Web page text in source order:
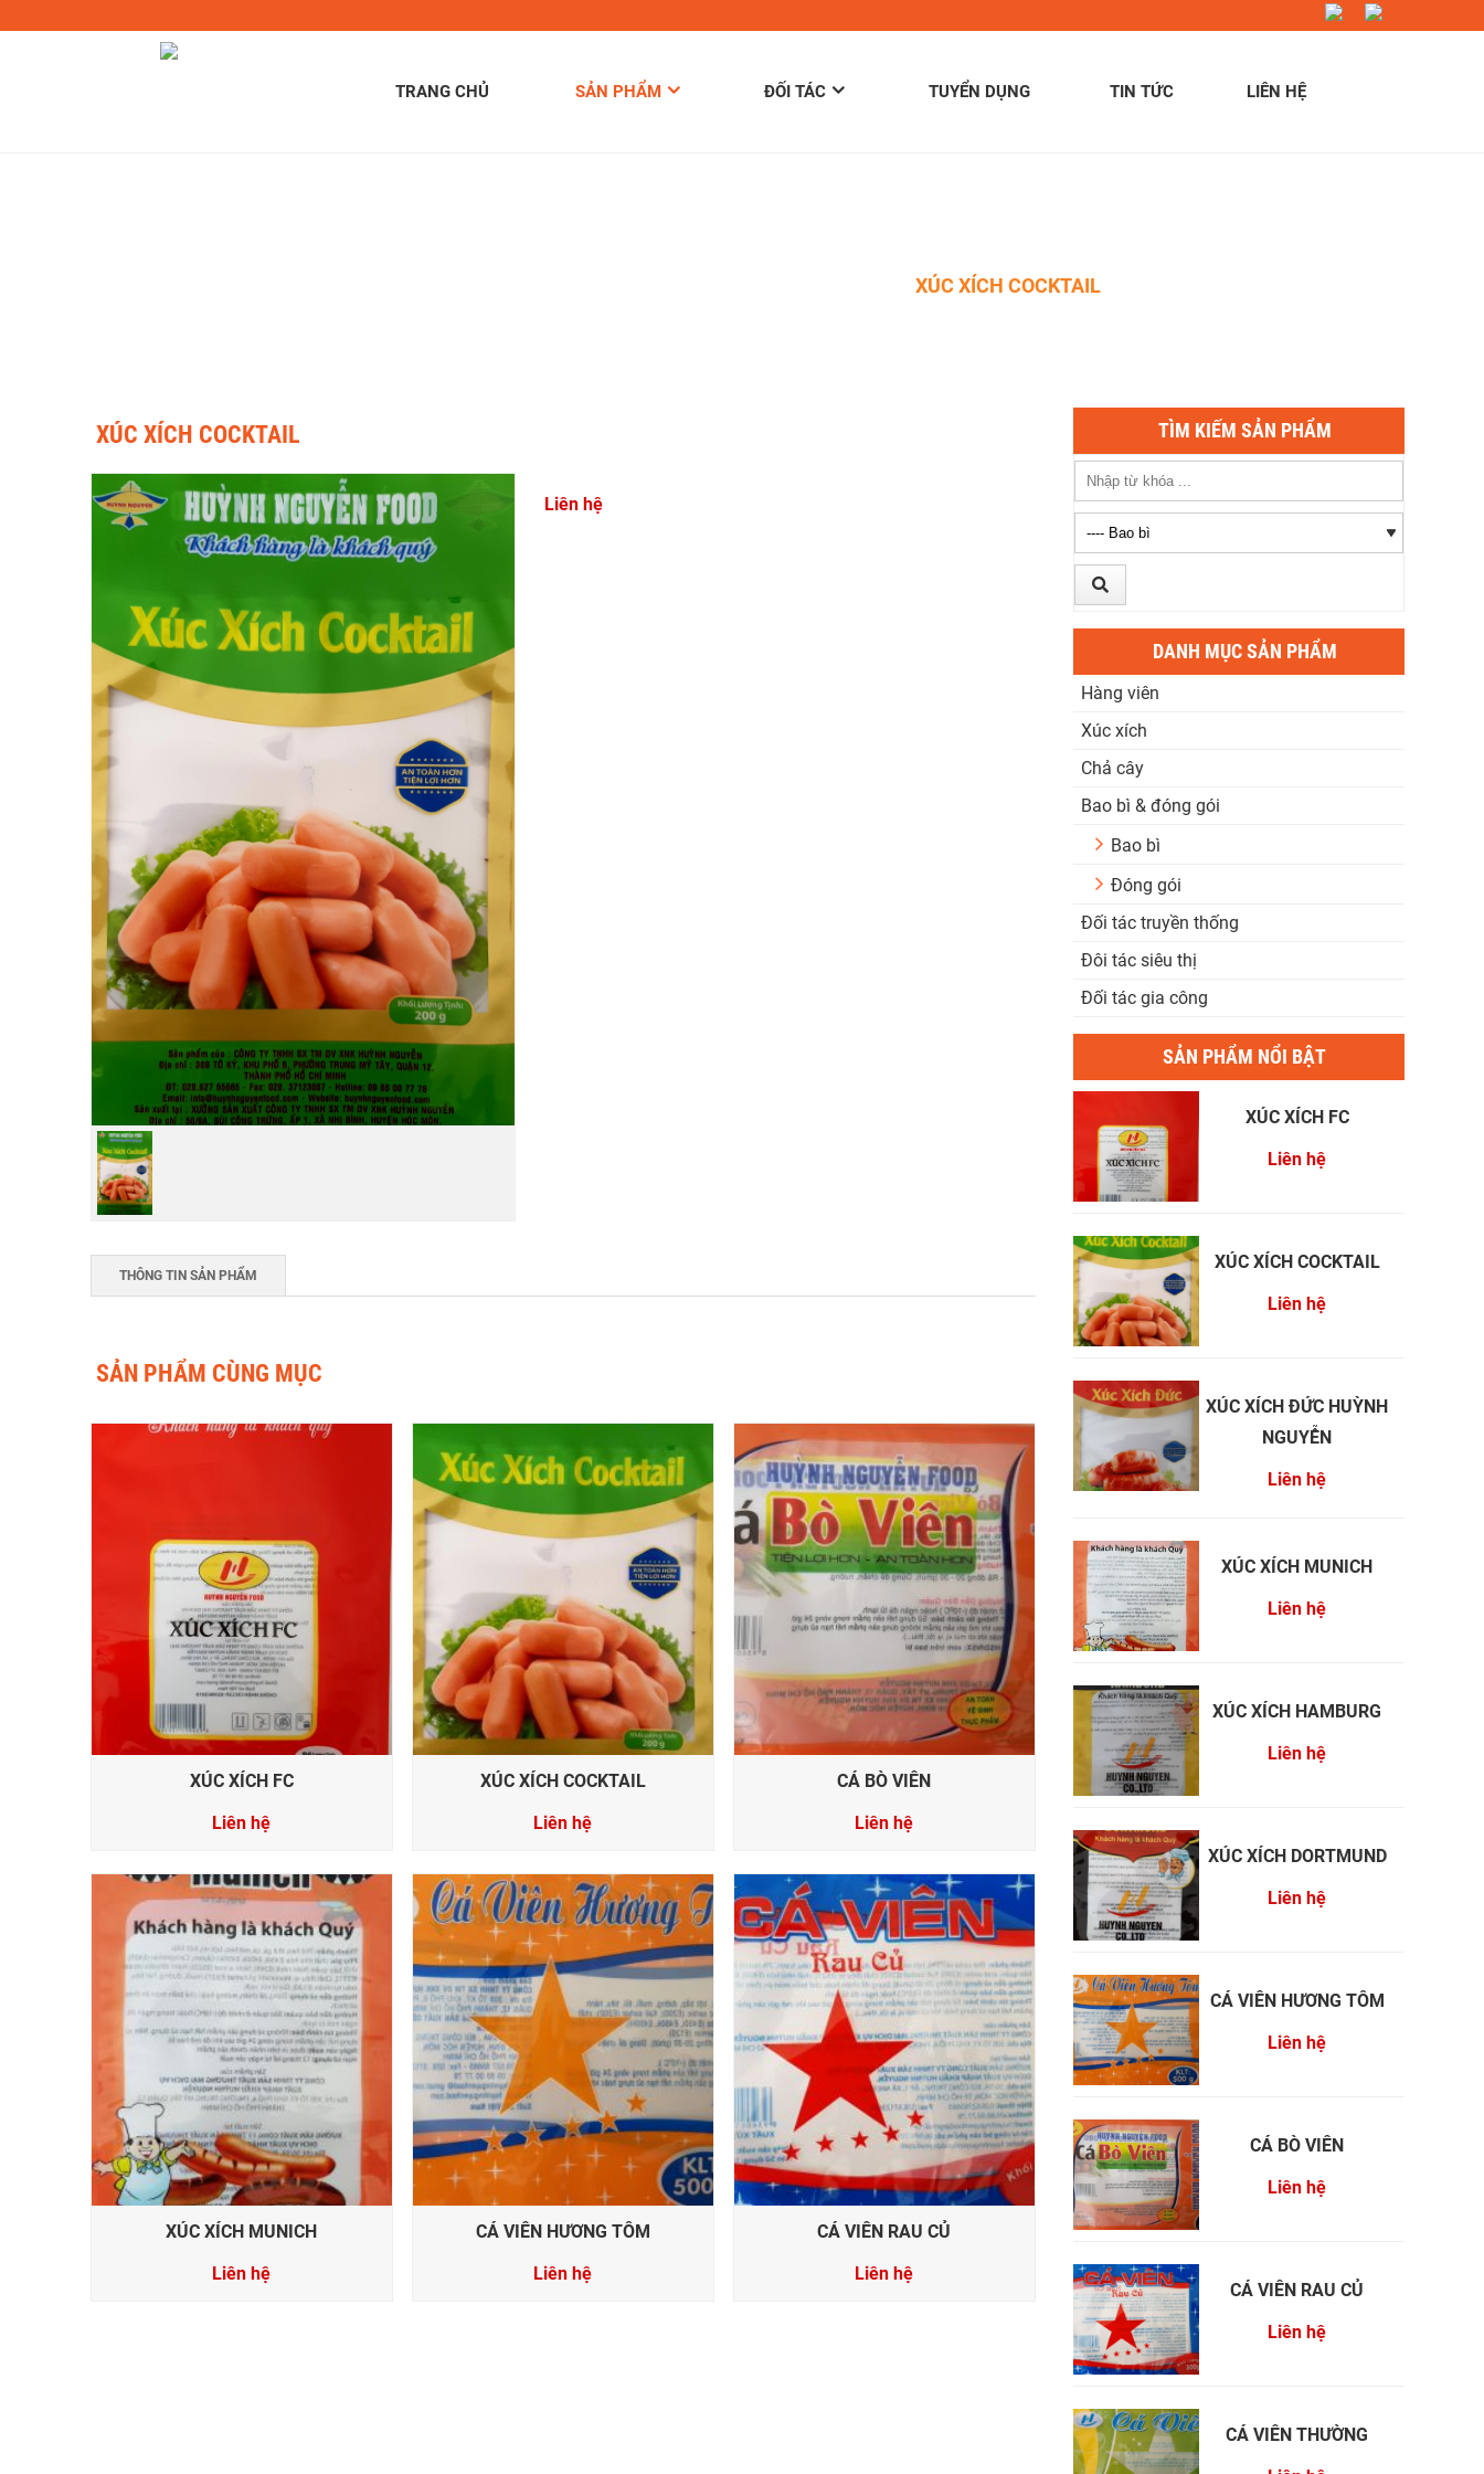
TRANG CHỦ SẢN PHẨM ĐỐI TÁC TUYỂN DỤNG TIN TỨC LIÊN HỆ
XÚC XÍCH COCKTAIL
XÚC XÍCH COCKTAIL
Liên hệ
THÔNG TIN SẢN PHẨM
SẢN PHẨM CÙNG MỤC
XÚC XÍCH FC
Liên hệ
XÚC XÍCH COCKTAIL
Liên hệ
CÁ BÒ VIÊN
Liên hệ
XÚC XÍCH MUNICH
Liên hệ
CÁ VIÊN HƯƠNG TÔM
Liên hệ
CÁ VIÊN RAU CỦ
Liên hệ
TÌM KIẾM SẢN PHẨM
DANH MỤC SẢN PHẨM
Hàng viên
Xúc xích
Chả cây
Bao bì & đóng gói
Bao bì
Đóng gói
Đối tác truyền thống
Đôi tác siêu thị
Đối tác gia công
SẢN PHẨM NỔI BẬT
XÚC XÍCH FC
Liên hệ
XÚC XÍCH COCKTAIL
Liên hệ
XÚC XÍCH ĐỨC HUỲNH
NGUYỄN
Liên hệ
XÚC XÍCH MUNICH
Liên hệ
XÚC XÍCH HAMBURG
Liên hệ
XÚC XÍCH DORTMUND
Liên hệ
CÁ VIÊN HƯƠNG TÔM
Liên hệ
CÁ BÒ VIÊN
Liên hệ
CÁ VIÊN RAU CỦ
Liên hệ
CÁ VIÊN THƯỜNG